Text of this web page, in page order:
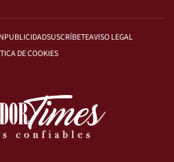
PUBLICIDADSUSCRÍBETEAVISO LEGAL
DE COOKIES